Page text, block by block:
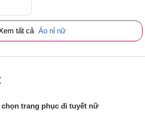
tất cả Áo nỉ nữ
trang phục đi tuyết nữ